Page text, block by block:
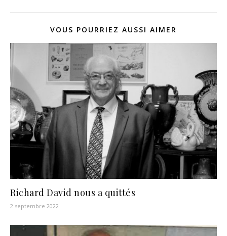
VOUS POURRIEZ AUSSI AIMER
Richard David nous a quittés
2 septembre 2022